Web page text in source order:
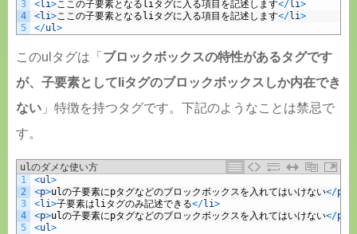
3
4
5
<li>ここの子要素となる liタグに入る項目を記述します</li>
<li>ここの子要素となる liタグに入る項目を記述します</li>
</ul>
このulタグは「 ブロックボックスの特性があるタグです
が、子要素としてliタグのブロックボックスしか内在でき
ない 」特徴を持つタグです。下記のようなことは禁忌で
す。
ulのダメな使い方
1
2
3
4
5
<ul>
<p>ulの子要素にpタグなどのブロックボックスを入れてはいけない</p
<li>子要素は liタグのみ記述できる</li>
<p>ulの子要素にpタグなどのブロックボックスを入れてはいけない</p
<ul>